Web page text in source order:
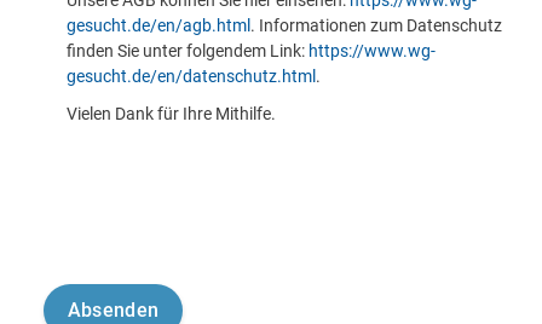
gesucht.de/en/agb.html . Informationen zum Datenschutz
finden Sie unter folgendem Link: https://www.wg-
gesucht.de/en/datenschutz.html .
Vielen Dank für Ihre Mithilfe.